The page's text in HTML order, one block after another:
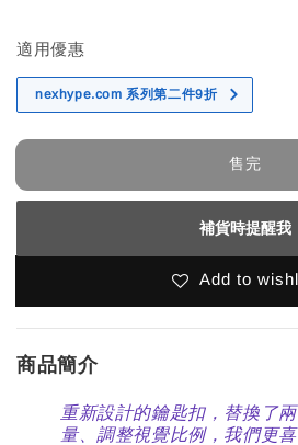
適用優惠
nexhype.com 系列第二件9折
售完
補貨時提醒我
Add to
商品簡介
重新設計的鑰匙扣，替換了
量、調整視覺比例，我們更